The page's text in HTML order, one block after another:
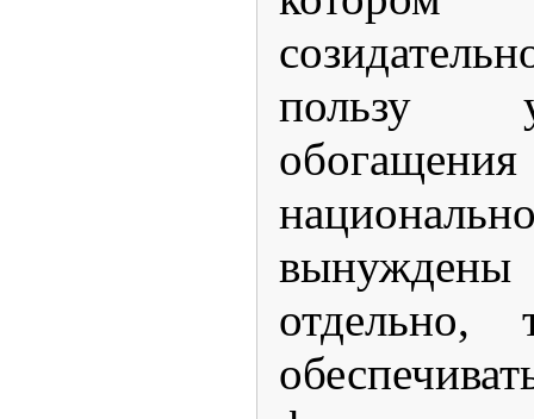
пользу
отдельно,